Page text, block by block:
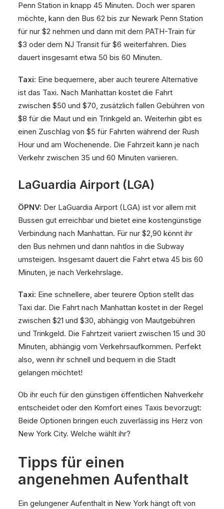
Penn Station in knapp 45 Minuten. Doch wer sparen
möchte, kann den Bus 62 bis zur Newark Penn Station
für nur $2 nehmen und dann mit dem PATH-Train für
$3 oder dem NJ Transit für $6 weiterfahren. Dies
dauert insgesamt etwa 50 bis 60 Minuten.
Taxi: Eine bequemere, aber auch teurere Alternative
ist das Taxi. Nach Manhattan kostet die Fahrt
zwischen $50 und $70, zusätzlich fallen Gebühren von
$8 für die Maut und ein Trinkgeld an. Weiterhin gibt es
einen Zuschlag von $5 für Fahrten während der Rush
Hour und am Wochenende. Die Fahrzeit kann je nach
Verkehr zwischen 35 und 60 Minuten variieren.
LaGuardia Airport (LGA)
ÖPNV: Der LaGuardia Airport (LGA) ist vor allem mit
Bussen gut erreichbar und bietet eine kostengünstige
Verbindung nach Manhattan. Für nur $2,90 könnt ihr
den Bus nehmen und dann nahtlos in die Subway
umsteigen. Insgesamt dauert die Fahrt etwa 45 bis 60
Minuten, je nach Verkehrslage.
Taxi: Eine schnellere, aber teurere Option stellt das
Taxi dar. Die Fahrt nach Manhattan kostet in der Regel
zwischen $21 und $30, abhängig von Mautgebühren
und Trinkgeld. Die Fahrtzeit variiert zwischen 15 und 30
Minuten, abhängig vom Verkehrsaufkommen. Perfekt
also, wenn ihr schnell und bequem in die Stadt
gelangen möchtet!
Ob ihr euch für den günstigen öffentlichen Nahverkehr
entscheidet oder den Komfort eines Taxis bevorzugt:
Beide Optionen bringen euch zuverlässig ins Herz von
New York City. Welche wählt ihr?
Tipps für einen
angenehmen Aufenthalt
Ein gelungener Aufenthalt in New York hängt oft von